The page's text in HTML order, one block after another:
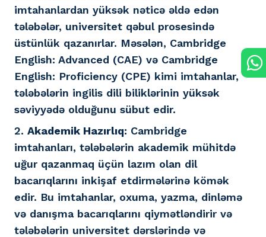
imtahanlardan yüksək nəticə əldə edən
tələbələr, universitet qəbul prosesində
üstünlük qazanırlar. Məsələn, Cambridge
English: Advanced (CAE) və Cambridge
English: Proficiency (CPE) kimi imtahanlar,
tələbələrin ingilis dili biliklərinin yüksək
səviyyədə olduğunu sübut edir.
2. Akademik Hazırlıq: Cambridge
imtahanları, tələbələrin akademik mühitdə
uğur qazanmaq üçün lazım olan dil
bacarıqlarını inkişaf etdirmələrinə kömək
edir. Bu imtahanlar, oxuma, yazma, dinləmə
və danışma bacarıqlarını qiymətləndirir və
tələbələrin universitet dərslərində və